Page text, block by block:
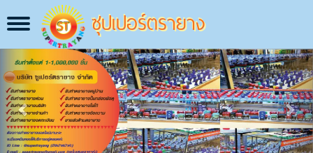
Toggle
navigation
ซุปเปอร์ตรายาง
Previous Next